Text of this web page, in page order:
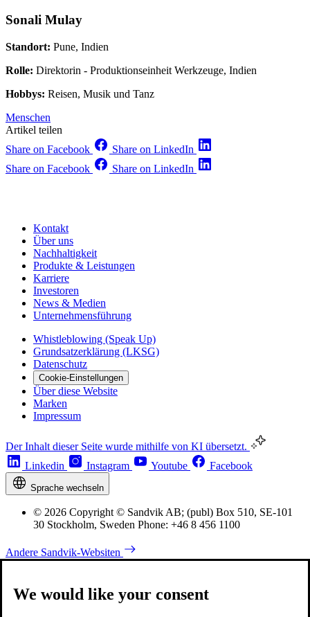
Sonali Mulay
Standort: Pune, Indien
Rolle: Direktorin - Produktionseinheit Werkzeuge, Indien
Hobbys: Reisen, Musik und Tanz
Menschen
Artikel teilen
Share on Facebook
Share on LinkedIn
Share on Facebook
Share on LinkedIn
Kontakt
Über uns
Nachhaltigkeit
Produkte & Leistungen
Karriere
Investoren
News & Medien
Unternehmensführung
Whistleblowing (Speak Up)
Grundsatzerklärung (LKSG)
Datenschutz
Cookie-Einstellungen
Über diese Website
Marken
Impressum
Der Inhalt dieser Seite wurde mithilfe von KI übersetzt.
Linkedin
Instagram Youtube Facebook
Sprache wechseln
© 2026 Copyright © Sandvik AB; (publ) Box 510, SE-101
30 Stockholm, Sweden Phone: +46 8 456 1100
Andere Sandvik-Websiten
We would like your consent